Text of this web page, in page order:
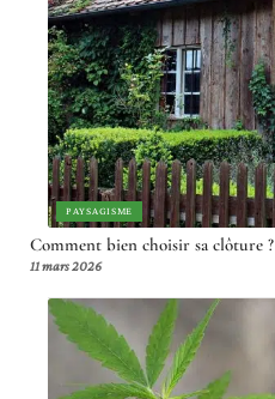
PAYSAGISME
Comment bien choisir sa clôture ?
11 mars 2026